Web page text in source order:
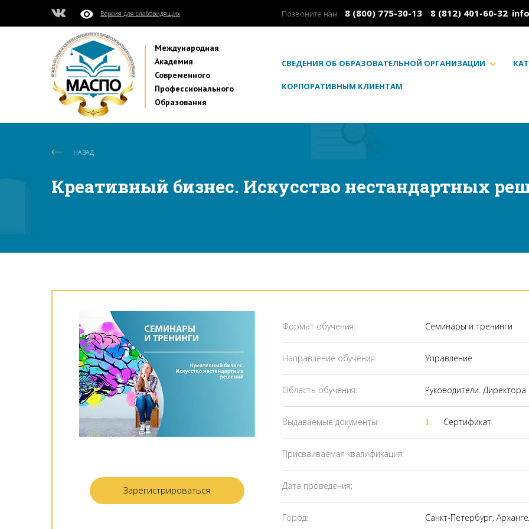
Версия для слабовидящих Позвоните нам 8 (800) 775-30-13 8 (812) 401-60-32
Международная
Академия
Современного
Профессионального
Образования
СВЕДЕНИЯ ОБ ОБРАЗОВАТЕЛЬНОЙ ОРГАНИЗАЦИИ
КОРПОРАТИВНЫМ КЛИЕНТАМ
НАЗАД
Креативный бизнес. Искусство нестандартных
Зарегистрироваться
Формат обучения: Семинары и тренинги
Направление обучения: Управление
Область обучения: Руководители. Директора
Выдаваемые документы: Cертификат
Присваиваемая квалификация:
Дата проведения:
Город: Санкт-Петербург,